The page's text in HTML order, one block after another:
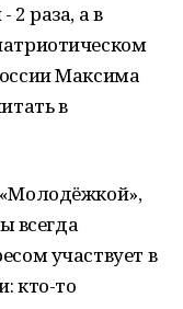
2 раза, а в
Максима
в
всегда
участвует в
кто-то